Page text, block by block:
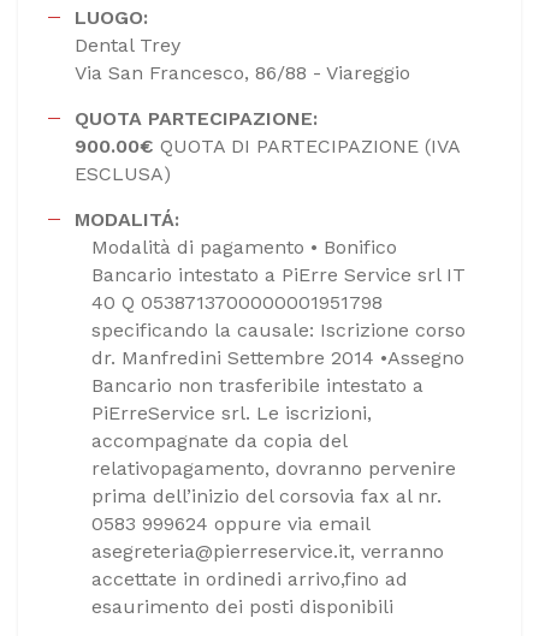
LUOGO:
Dental Trey
Via San Francesco, 86/88 - Viareggio
QUOTA PARTECIPAZIONE:
900.00€ QUOTA DI PARTECIPAZIONE (IVA
ESCLUSA)
MODALITÁ:
Modalità di pagamento • Bonifico
Bancario intestato a PiErre Service srl IT
40 Q 0538713700000001951798
specificando la causale: Iscrizione corso
dr. Manfredini Settembre 2014 •Assegno
Bancario non trasferibile intestato a
PiErreService srl. Le iscrizioni,
accompagnate da copia del
relativopagamento, dovranno pervenire
prima dell’inizio del corsovia fax al nr.
0583 999624 oppure via email
asegreteria@pierreservice.it, verranno
accettate in ordinedi arrivo,fino ad
esaurimento dei posti disponibili